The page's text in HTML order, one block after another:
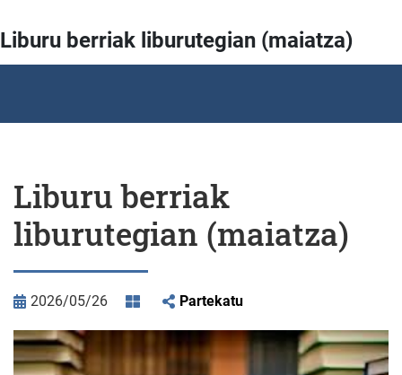
Liburu berriak liburutegian (maiatza)
Liburu berriak
liburutegian (maiatza)
2026/05/26 Partekatu